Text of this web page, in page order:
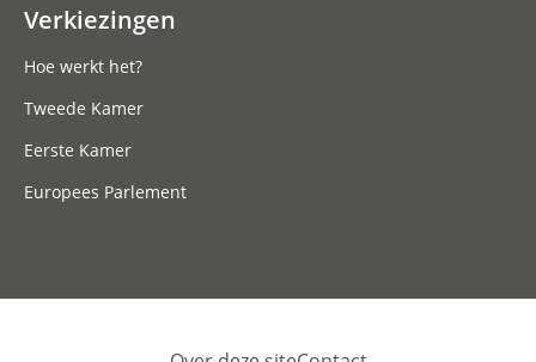
Verkiezingen
Hoe werkt het?
Tweede Kamer
Eerste Kamer
Europees Parlement